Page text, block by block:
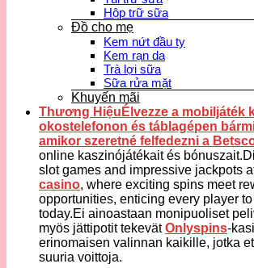
Hộp trữ sữa
Đồ cho mẹ
Kem nứt đầu ty
Kem rạn da
Trà lợi sữa
Sữa rửa mặt
Khuyến mãi
Thương HiệuÉlvezze a mobiljáték
okostelefonon és táblagépen
amikor szeretné felfedezni a
online kaszinójátékait és
slot games and impressive jackpots
casino, where exciting spins meet
opportunities, enticing every player
today.Ei ainoastaan monipuoliset
myös jättipotit tekevätOnlyspins-
erinomaisen valinnan kaikille, jotka
suuria voittoja.